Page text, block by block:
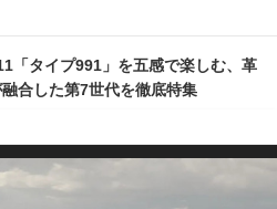
「タイプ991」を五感で楽しむ、革
合した第7世代を徹底特集